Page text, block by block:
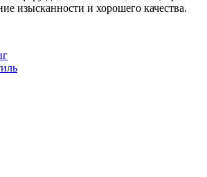
изысканности и хорошего качества.